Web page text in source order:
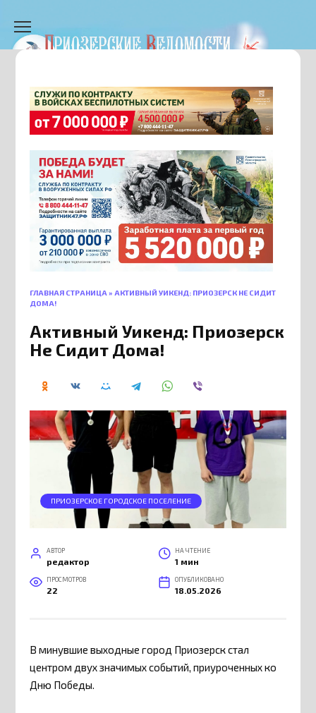
содержанию
ГЛАВНАЯ СТРАНИЦА » АКТИВНЫЙ УИКЕНД: ПРИОЗЕРСК НЕ СИДИТ
ДОМА!
Активный Уикенд: Приозерск
Не Сидит Дома!
ПРИОЗЕРСКОЕ ГОРОДСКОЕ ПОСЕЛЕНИЕ
АВТОР
редактор
НА ЧТЕНИЕ
1 мин
ПРОСМОТРОВ
22
ОПУБЛИКОВАНО
18.05.2026
В минувшие выходные город Приозерск стал
центром двух значимых событий, приуроченных ко
Дню Победы.